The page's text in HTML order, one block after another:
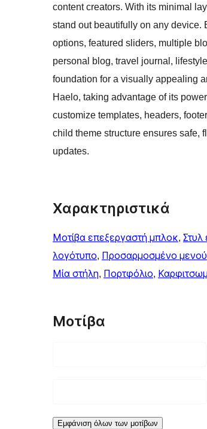
content creators. With its minimal
stand out beautifully on any device.
options, featured sliders, multiple
personal blog, travel journal,
foundation for a visually appealing
Haelo, taking advantage of its
customize templates, headers,
child theme structure ensures safe,
updates.
Χαρακτηριστικά
Μοτίβα επεξεργαστή μπλοκ, Στυλ
λογότυπο, Προσαρμοσμένο μενού
Μία στήλη, Πορτφόλιο,
Μοτίβα
Εμφάνιση όλων των μοτίβων